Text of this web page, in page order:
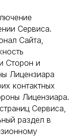
Сервиса.
Сайта,
Сторон и
Лицензиара
контактных
Лицензиара.
Сервиса,
раздел в